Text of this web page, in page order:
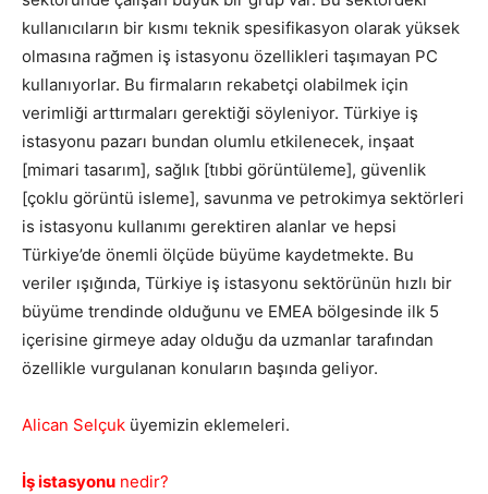
kullanıcıların bir kısmı teknik spesifikasyon olarak yüksek
olmasına rağmen iş istasyonu özellikleri taşımayan PC
kullanıyorlar. Bu firmaların rekabetçi olabilmek için
verimliği arttırmaları gerektiği söyleniyor. Türkiye iş
istasyonu pazarı bundan olumlu etkilenecek, inşaat
[mimari tasarım], sağlık [tıbbi görüntüleme], güvenlik
[çoklu görüntü isleme], savunma ve petrokimya sektörleri
is istasyonu kullanımı gerektiren alanlar ve hepsi
Türkiye’de önemli ölçüde büyüme kaydetmekte. Bu
veriler ışığında, Türkiye iş istasyonu sektörünün hızlı bir
büyüme trendinde olduğunu ve EMEA bölgesinde ilk 5
içerisine girmeye aday olduğu da uzmanlar tarafından
özellikle vurgulanan konuların başında geliyor.
Alican Selçuk üyemizin eklemeleri.
İş istasyonu nedir?